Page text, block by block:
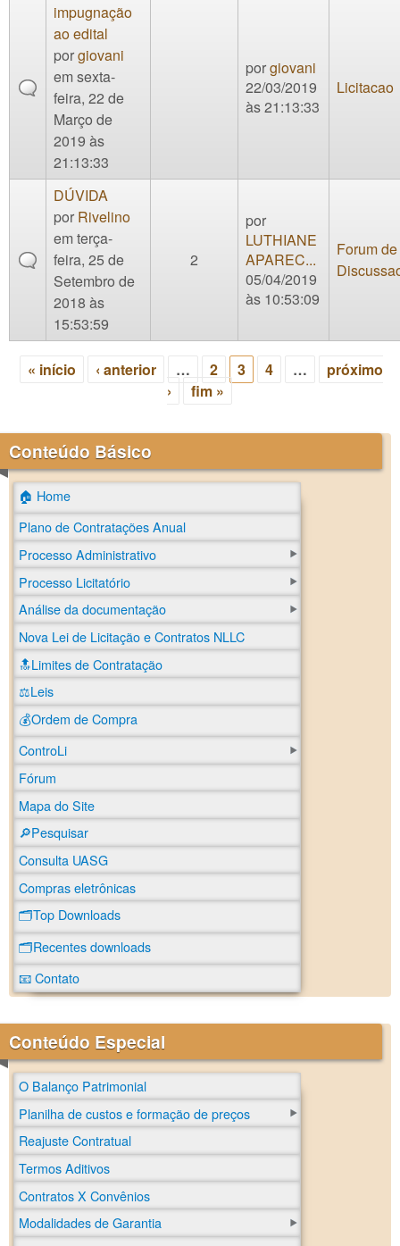
impugnação
ao edital
porgiovani
em sexta-
feira, 22 de
Março de
2019 às
21:13:33
porgiovani
22/03/2019
às 21:13:33
Licitacao
DÚVIDA
por Rivelino
em terça-
feira, 25 de
Setembro de
2018 às
15:53:59
2
por
LUTHIANE
APAREC...
05/04/2019
às 10:53:09
Forum de
« início ‹ anterior … 2 3 4 …
próximo
›
fim »
Conteúdo Básico
🏠 Home
Plano de Contratações Anual
Processo Administrativo
Processo Licitatório
Análise da documentação
Nova Lei de Licitação e Contratos NLLC
🔝Limites de Contratação
⚖️Leis
💰Ordem de Compra
ControLi
Fórum
Mapa do Site
🔎Pesquisar
Consulta UASG
Compras eletrônicas
🗂️Top Downloads
🗂️Recentes downloads
📧 Contato
Conteúdo Especial
O Balanço Patrimonial
Planilha de custos e formação de preços
Reajuste Contratual
Termos Aditivos
Contratos X Convênios
Modalidades de Garantia